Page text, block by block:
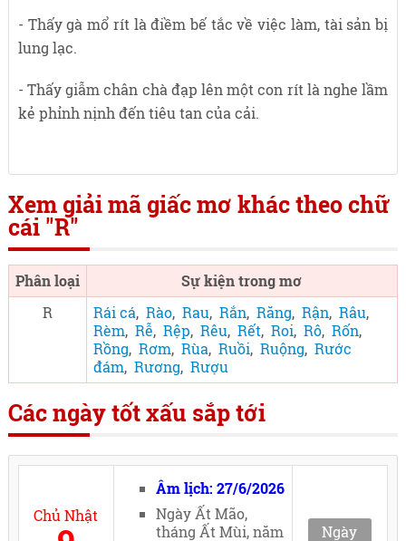
- Thấy gà mổ rít là điềm bế tắc về việc làm, tài sản bị
lung lạc.
- Thấy giẫm chân chà đạp lên một con rít là nghe lầm
kẻ phỉnh nịnh đến tiêu tan của cải.
Xem giải mã giấc mơ khác theo chữ
cái "R"
Phân loại
Sự kiện trong mơ
R
Rái cá, Rào, Rau, Rắn, Răng, Rận, Râu,
Rèm, Rễ, Rệp, Rêu, Rết, Roi, Rô, Rốn,
Rồng, Rơm, Rùa, Ruồi, Ruộng, Rước
đám, Rương, Rượu
Các ngày tốt xấu sắp tới
Chủ Nhật
Âm lịch: 27/6/2026
Ngày Ất Mão,
tháng Ất Mùi, năm
Ngày